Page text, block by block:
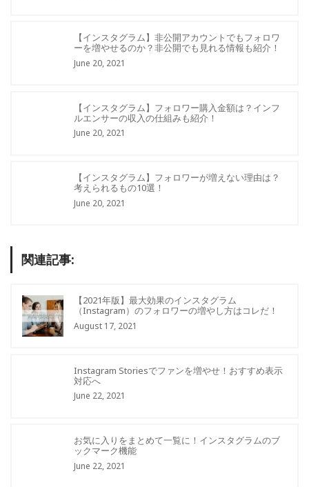
【インスタグラム】非公開アカウントでもフォロワ
ーを増やせるのか？非公開でも見れる情報も紹介！
June 20, 2021
【インスタグラム】フォロワー購入金額は？インフ
ルエンサーの収入の仕組みも紹介！
June 20, 2021
【インスタグラム】フォロワーが増えない理由は？
考えられるもの10選！
June 20, 2021
関連記事:
【2021年版】最大効果のインスタグラム
（Instagram）のフォロワーの増やし方はコレだ！
August 17, 2021
Instagram Storiesでファンを増やせ！おすすめ表示
対応へ
June 22, 2021
お気に入りをまとめて一覧に！インスタグラムのブ
ックマーク機能
June 22, 2021